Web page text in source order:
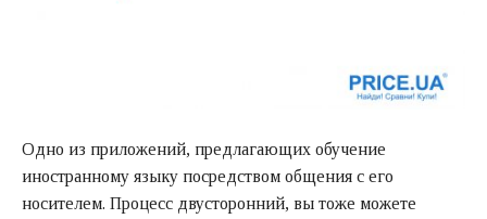
Одно из приложений, предлагающих обучение
иностранному языку посредством общения с его
носителем. Процесс двусторонний, вы тоже можете